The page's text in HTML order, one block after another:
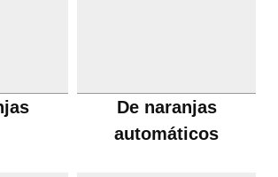
De naranjas
automáticos